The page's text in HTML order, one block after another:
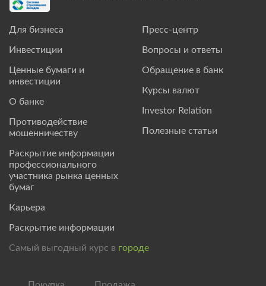
Для бизнеса
Инвестиции
Ценные бумаги и
инвестиции
О банке
Противодействие
мошенничеству
Раскрытие информации
профессионального
участника рынка ценных
бумаг
Карьера
Раскрытие информации
Пресс-центр
Вопросы и ответы
Обращение в банк
Курсы валют
Investor Relation
Полезные статьи
Самый выгодный курс в городе